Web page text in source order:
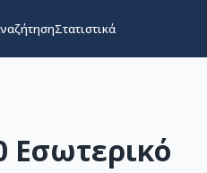
Στατιστικά
Εσωτερικό